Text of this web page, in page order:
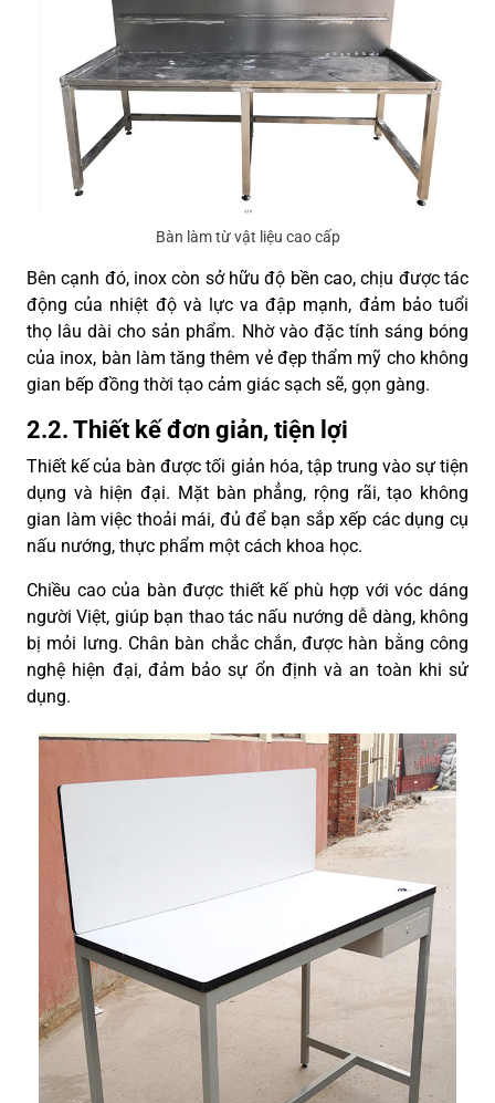
Bàn làm từ vật liệu cao cấp
Bên cạnh đó, inox còn sở hữu độ bền cao, chịu được tác
động của nhiệt độ và lực va đập mạnh, đảm bảo tuổi
thọ lâu dài cho sản phẩm. Nhờ vào đặc tính sáng bóng
của inox, bàn làm tăng thêm vẻ đẹp thẩm mỹ cho không
gian bếp đồng thời tạo cảm giác sạch sẽ, gọn gàng.
2.2. Thiết kế đơn giản, tiện lợi
Thiết kế của bàn được tối giản hóa, tập trung vào sự tiện
dụng và hiện đại. Mặt bàn phẳng, rộng rãi, tạo không
gian làm việc thoải mái, đủ để bạn sắp xếp các dụng cụ
nấu nướng, thực phẩm một cách khoa học.
Chiều cao của bàn được thiết kế phù hợp với vóc dáng
người Việt, giúp bạn thao tác nấu nướng dễ dàng, không
bị mỏi lưng. Chân bàn chắc chắn, được hàn bằng công
nghệ hiện đại, đảm bảo sự ổn định và an toàn khi sử
dụng.